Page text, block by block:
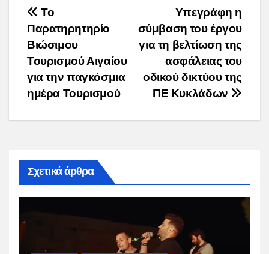
Post
navigation
Υπεγράφη η
σύμβαση του έργου
για τη βελτίωση της
ασφάλειας του
οδικού δικτύου της
ΠΕ Κυκλάδων
Το
Παρατηρητηρίο
Βιώσιμου
Τουρισμού Αιγαίου
για την παγκόσμια
ημέρα Τουρισμού
Σχετικά άρθρα